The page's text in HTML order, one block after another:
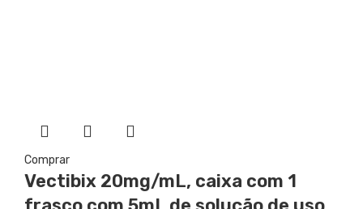
Comprar
Vectibix 20mg/mL, caixa com 1